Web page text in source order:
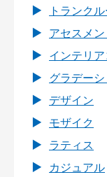
トランク
アセスメン
インテリ
グラデー
デザイン
モザイク
ラティス
カジュアル